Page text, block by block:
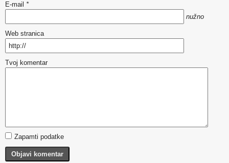
E-mail *
nužno
Web stranica
Tvoj komentar
Zapamti podatke
Objavi komentar